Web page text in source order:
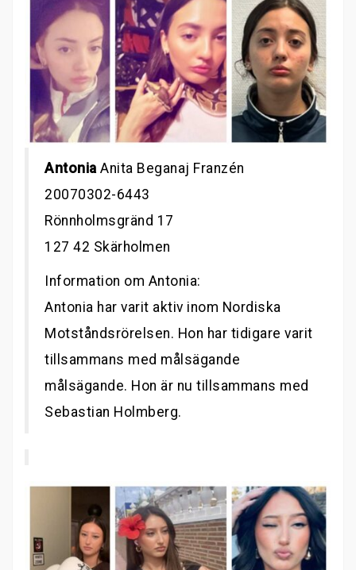
Antonia Anita Beganaj Franzén
20070302-6443
Rönnholmsgränd 17
127 42 Skärholmen
Information om Antonia:
Antonia har varit aktiv inom Nordiska
Motståndsrörelsen. Hon har tidigare varit
tillsammans med målsägande
målsägande. Hon är nu tillsammans med
Sebastian Holmberg.